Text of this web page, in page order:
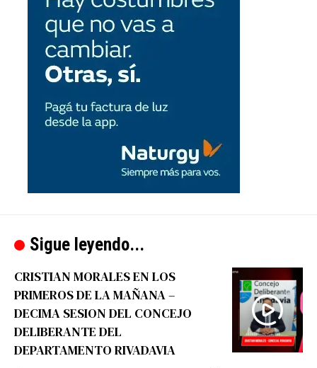
Sigue leyendo...
CRISTIAN MORALES EN LOS
PRIMEROS DE LA MAÑANA –
DECIMA SESION DEL CONCEJO
DELIBERANTE DEL
DEPARTAMENTO RIVADAVIA